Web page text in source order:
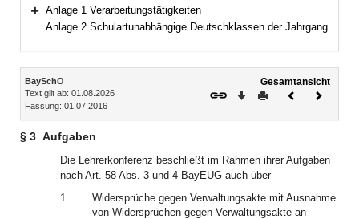
Bereich erweitern
Anlage 1 Verarbeitungstätigkeiten
Anlage 2 Schulartunabhängige Deutschklassen der Jahrgangsstufen 5 und 6
Inhalt
BaySchO
Text gilt ab: 01.08.2026
Fassung: 01.07.2016
Gesamtansicht
Download
DruckenVorheriges
§ 3 Aufgaben
Die Lehrerkonferenz beschließt im Rahmen ihrer Aufgaben
nach Art. 58 Abs. 3 und 4 BayEUG auch über
1.
Widersprüche gegen Verwaltungsakte mit Ausnahme
von Widersprüchen gegen Verwaltungsakte an